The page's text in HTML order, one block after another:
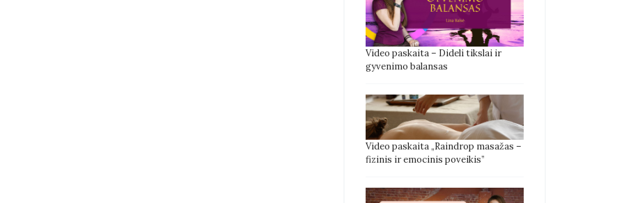
Video paskaita – Dideli tikslai ir
gyvenimo balansas
Video paskaita „Raindrop masažas –
fizinis ir emocinis poveikis”